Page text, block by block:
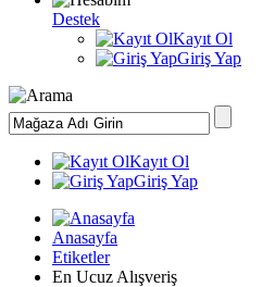
Destek
Kayıt Ol
Giriş Yap
Kayıt Ol
Giriş Yap
Anasayfa
Etiketler
En Ucuz Alışveriş